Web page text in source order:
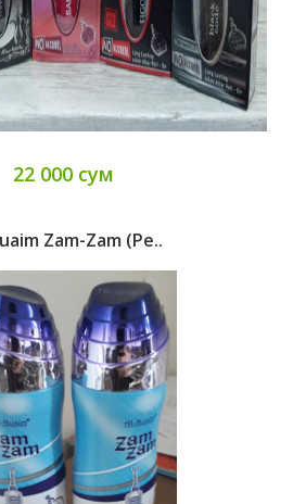
22 000 сум
Zam-Zam (pe..